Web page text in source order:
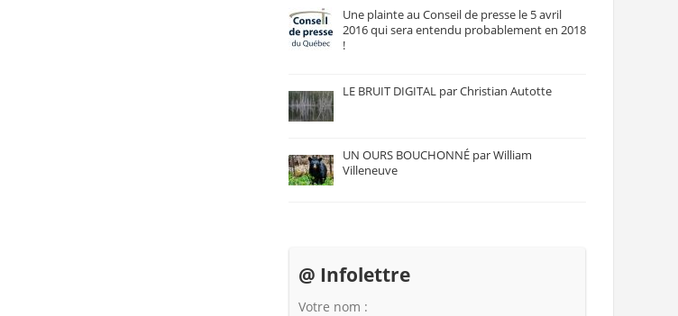
Une plainte au Conseil de presse le 5 avril
2016 qui sera entendu probablement en 2018
!
LE BRUIT DIGITAL par Christian Autotte
UN OURS BOUCHONNÉ par William
Villeneuve
@ Infolettre
Votre nom :